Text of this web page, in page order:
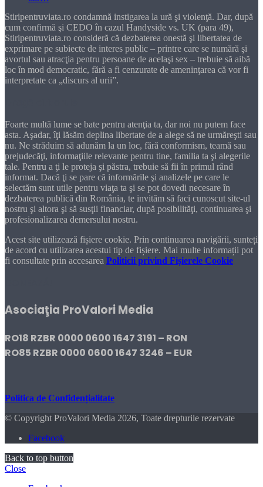
Stiripentruviata.ro condamnă instigarea la ură şi violenţă. Dar, după
cum confirmă şi CEDO în cazul Handyside vs. UK (para 49),
Stiripentruviata.ro consideră că dezbaterea onestă şi libertatea de
exprimare pe subiecte de interes public – printre care se numără şi
avortul sau atracţia pentru persoane de acelaşi sex – trebuie să aibă
loc în mod democratic, fără a fi cenzurate de ameninţarea că vor fi
interpretate ca „discurs al urii”.
Foarte multă lume se bate pentru atenţia ta, dar noi nu putem face
asta. Aşadar, îţi lăsăm deplina libertate de a alege să ne urmăreşti sau
nu. Ne străduim să adunăm la un loc, fără conformism, teamă sau
prejudecăţi, informaţiile relevante pentru tine, familia ta şi alegerile
tale. Pentru a ţi le proteja şi păstra, trebuie să fii în primul rând
informat. Dacă ţi se pare că informările şi analizele pe care le
selectăm sunt utile pentru viaţa ta şi se pot dovedi necesare în
dezbaterea publică din România, te invităm să faci cunoscut site-ul
nostru şi altora şi să susţii financiar, după posibilităţi, continuarea şi
profesionalizarea demersului nostru.
Acest site utilizează fișiere cookie. Prin continuarea navigării, sunteți
de acord cu utilizarea acestui tip de fișiere. Mai multe informații pot
fi consultate prin accesarea Politicii privind Fișierele Cookie
Asociaţia ProValori Media
RO18 RZBR 0000 0600 1647 3191 – RON
RO85 RZBR 0000 0600 1647 3246 – EUR
Politica de Confidențialitate
© Copyright ProValori Media 2026, Toate drepturile rezervate
Facebook
Back to top button
Close